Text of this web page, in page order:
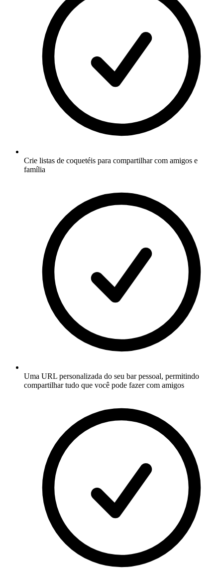
Crie listas de coquetéis para compartilhar com amigos e
família
Uma URL personalizada do seu bar pessoal, permitindo
compartilhar tudo que você pode fazer com amigos